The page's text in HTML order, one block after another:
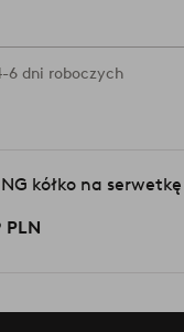
6 dni roboczych
kółko na
PLN